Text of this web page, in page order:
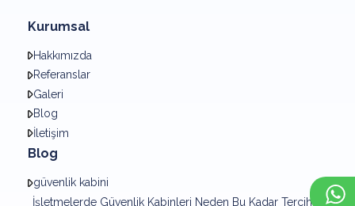
Kurumsal
Hakkımızda
Referanslar
Galeri
Blog
İletişim
Blog
güvenlik kabini
İşletmelerde Güvenlik Kabinleri Neden Bu Kadar Tercih
Whatsapp ×